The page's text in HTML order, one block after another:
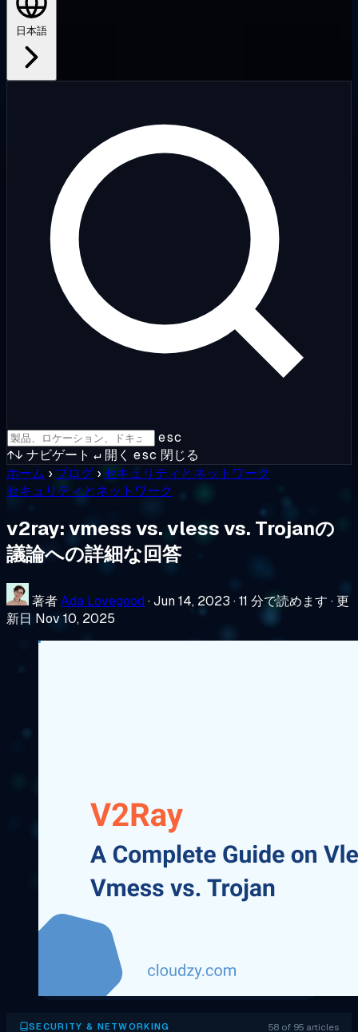
日本語
esc
↑↓ ナビゲート ↵ 開く esc 閉じる
ホーム › ブログ › セキュリティとネットワーク
セキュリティとネットワーク
v2ray: vmess vs. vless vs. Trojanの
議論への詳細な回答
著者Ada Lovegood ·Jun 14, 2023 ·11 分で読めます ·更
新日 Nov 10, 2025
SECURITY & NETWORKING 58 of 95 articles